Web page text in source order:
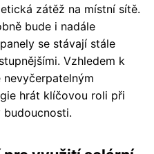
zátěž na místní sítě.
bude i nadále
se stávají stále
Vzhledem k
hrát klíčovou roli při